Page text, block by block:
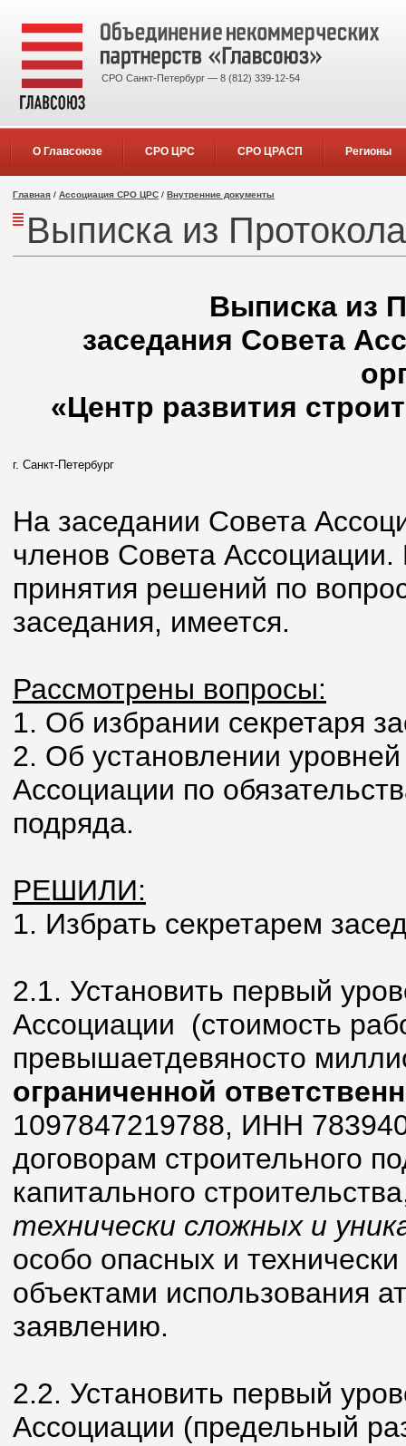
СРО Санкт-Петербург — 8 (812) 339-12-54
О Главсоюзе СРО ЦРС СРО ЦРАСП Регионы
Главная / Ассоциация СРО ЦРС / Внутренние документы
Выписка из
Выписка из
заседания Совета
«Центр развития
г. Санкт-Петербург
На заседании Совета
членов Совета
принятия решений по
заседания, имеется.
Рассмотрены вопросы:
1. Об избрании секретаря
2. Об установлении
Ассоциации по
подряда.
РЕШИЛИ:
1. Избрать секретарем
2.1. Установить первый
Ассоциации (стоимость
превышаетдевяносто
ограниченной
1097847219788, ИНН
договорам строительного
капитального
технически сложных и
особо опасных и
объектами использования
заявлению.
2.2. Установить первый
Ассоциации (предельный